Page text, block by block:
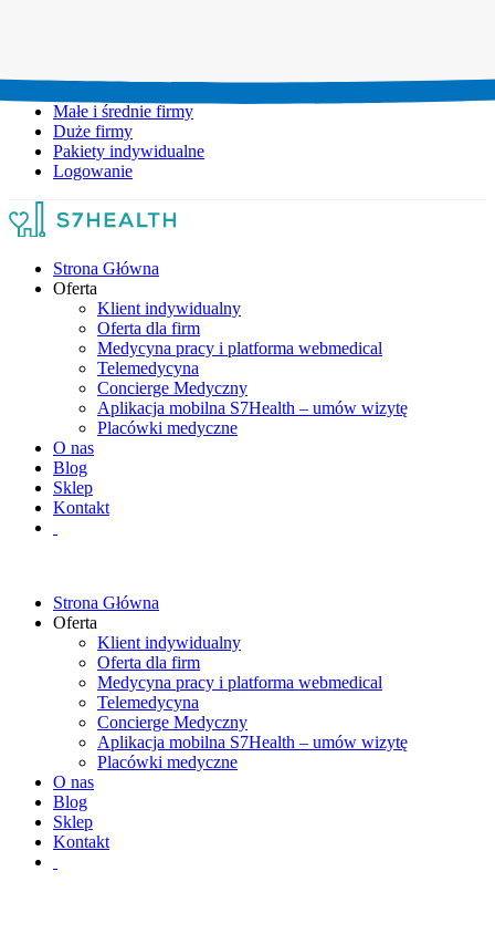
Małe i średnie firmy
Duże firmy
Pakiety indywidualne
Logowanie
Strona Główna
Oferta
Klient indywidualny
Oferta dla firm
Medycyna pracy i platforma webmedical
Telemedycyna
Concierge Medyczny
Aplikacja mobilna S7Health – umów wizytę
Placówki medyczne
O nas
Blog
Sklep
Kontakt
Strona Główna
Oferta
Klient indywidualny
Oferta dla firm
Medycyna pracy i platforma webmedical
Telemedycyna
Concierge Medyczny
Aplikacja mobilna S7Health – umów wizytę
Placówki medyczne
O nas
Blog
Sklep
Kontakt